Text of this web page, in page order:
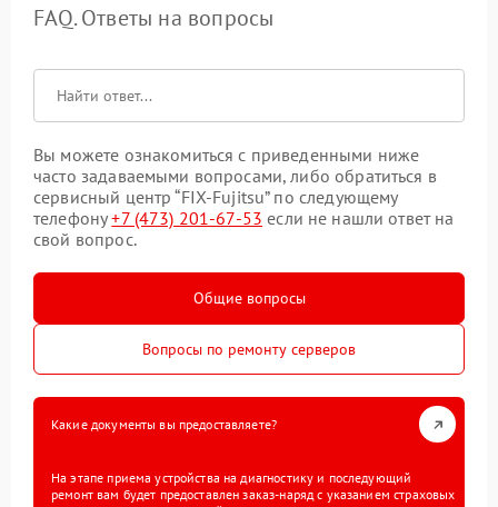
FAQ. Ответы на вопросы
Вы можете ознакомиться с приведенными ниже
часто задаваемыми вопросами, либо обратиться в
сервисный центр “FIX-Fujitsu” по следующему
телефону+7 (473) 201-67-53 если не нашли ответ на
свой вопрос.
Общие вопросы
Вопросы по ремонту серверов
Какие документы вы предоставляете?
На этапе приема устройства на диагностику и последующий
ремонт вам будет предоставлен заказ-наряд с указанием страховых